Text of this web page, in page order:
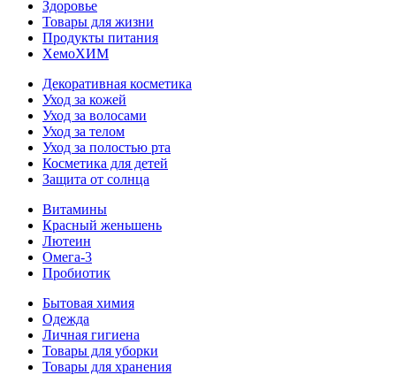
Здоровье
Товары для жизни
Продукты питания
ХемоХИМ
Декоративная косметика
Уход за кожей
Уход за волосами
Уход за телом
Уход за полостью рта
Косметика для детей
Защита от солнца
Витамины
Красный женьшень
Лютеин
Омега-3
Пробиотик
Бытовая химия
Одежда
Личная гигиена
Товары для уборки
Товары для хранения